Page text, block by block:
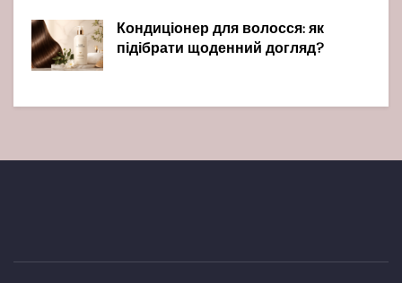
Кондиціонер для волосся: як
підібрати щоденний догляд?